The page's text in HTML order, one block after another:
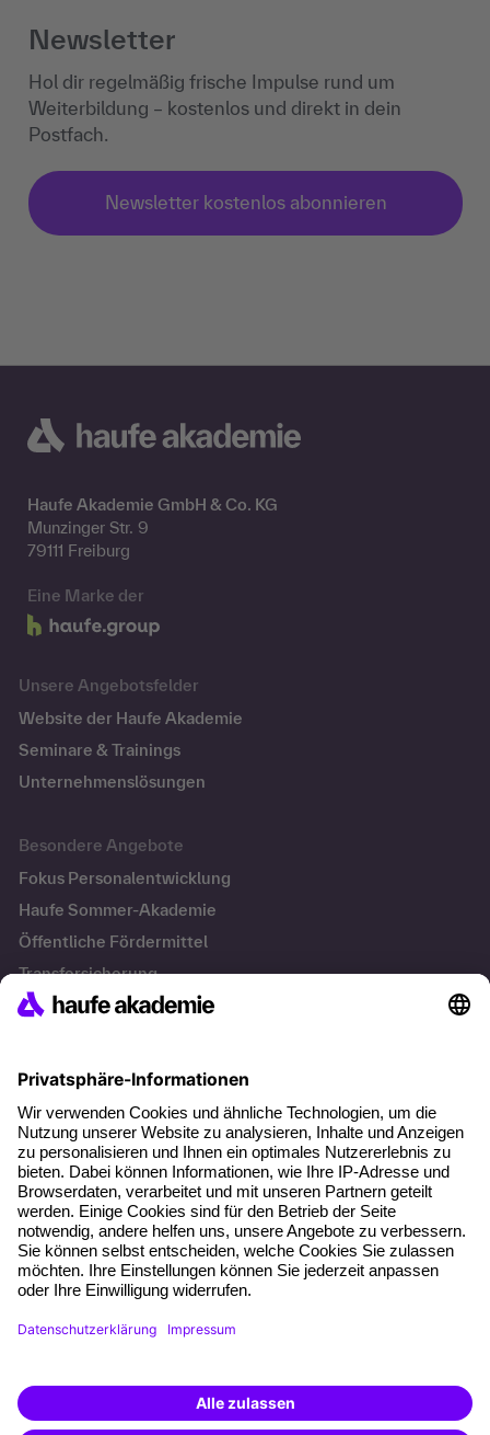
Newsletter
Hol dir regelmäßig frische Impulse rund um
Weiterbildung – kostenlos und direkt in dein
Postfach.
Newsletter kostenlos abonnieren
Haufe Akademie GmbH & Co. KG
Munzinger Str. 9
79111 Freiburg
Eine Marke der
Unsere Angebotsfelder
Website der Haufe Akademie
Seminare & Trainings
Unternehmenslösungen
Besondere Angebote
Fokus Personalentwicklung
Haufe Sommer-Akademie
Öffentliche Fördermittel
Transfersicherung
Führung im KI-Zeitalter: Wie Human-AI-Leadership Teams
stark macht
Operatives Personalmanagement: Aufgaben, Prozesse
und Grundlagen im Überblick
KI Texte menschlicher machen und unverwechselbar
bleiben
KI-Projekte zum Erfolg bringen
Datenschutz